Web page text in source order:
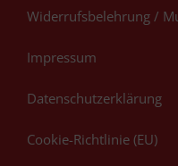
Widerrufsbelehrung /
Impressum
Datenschutzerklärung
Cookie-Richtlinie (EU)